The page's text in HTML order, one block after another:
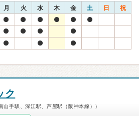
月 火 水 木 金 土 日 祝
ク
手駅、深江駅、芦屋駅（阪神本線））